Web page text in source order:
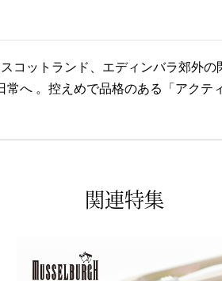
コットランド、エディンバラ郊外
常へ 。控えめで品格のある「アクテ
関連特集